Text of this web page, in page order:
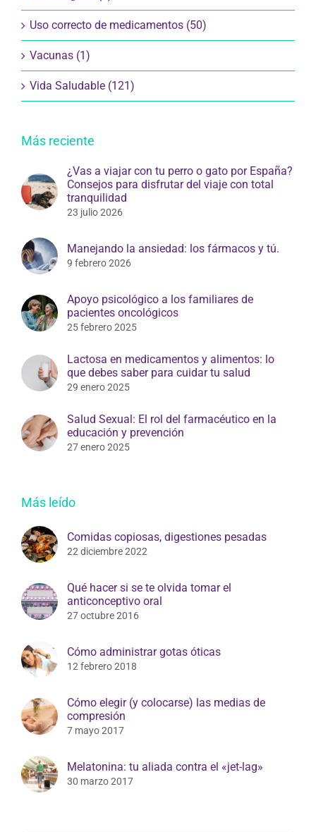
Uso correcto de medicamentos (50)
Vacunas (1)
Vida Saludable (121)
Más reciente
¿Vas a viajar con tu perro o gato por España?
Consejos para disfrutar del viaje con total
tranquilidad
23 julio 2026
Manejando la ansiedad: los fármacos y tú.
9 febrero 2026
Apoyo psicológico a los familiares de
pacientes oncológicos
25 febrero 2025
Lactosa en medicamentos y alimentos: lo
que debes saber para cuidar tu salud
29 enero 2025
Salud Sexual: El rol del farmacéutico en la
educación y prevención
27 enero 2025
Más leído
Comidas copiosas, digestiones pesadas
22 diciembre 2022
Qué hacer si se te olvida tomar el
anticonceptivo oral
27 octubre 2016
Cómo administrar gotas óticas
12 febrero 2018
Cómo elegir (y colocarse) las medias de
compresión
7 mayo 2017
Melatonina: tu aliada contra el «jet-lag»
30 marzo 2017